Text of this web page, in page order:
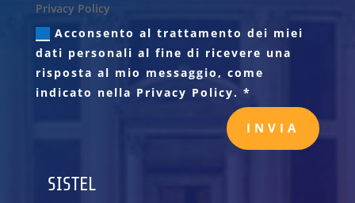
Privacy Policy
Acconsento al trattamento dei miei
dati personali al fine di ricevere una
risposta al mio messaggio, come
indicato nella Privacy Policy. *
INVIA
SISTEL